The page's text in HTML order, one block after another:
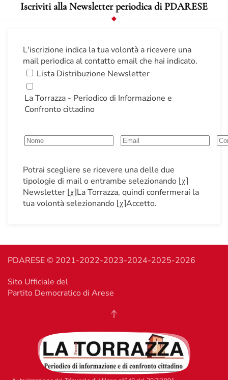
Iscriviti alla Newsletter periodica di PDARESE
L'iscrizione indica la tua volontà a ricevere una
mail periodica al contatto email che hai indicato.
Lista Distribuzione Newsletter
La Torrazza - Periodico di Informazione e
Confronto cittadino
Potrai scegliere se ricevere una delle due
tipologie di mail o entrambe selezionando ⌊χ⌉
Newsletter ⌊χ⌉La Torrazza, quindi confermerai la
tua volontà selezionando ⌊χ⌉Accetto.
PDARESE © 2021-2022-2023-2024-2025-2026
Sito Ufficiale del
Partito Democratico di Arese